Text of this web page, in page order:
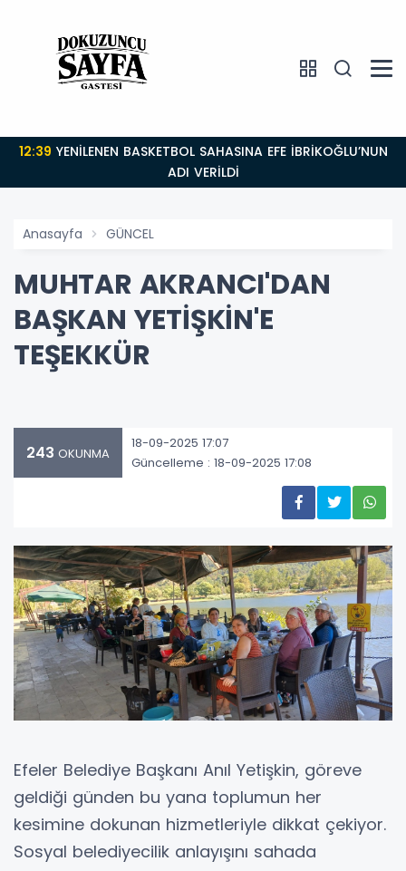
12:39
ADI VERİLDİ
Anasayfa GÜNCEL
MUHTAR AKRANCI'DAN
BAŞKAN YETİŞKİN'E
TEŞEKKÜR
243 OKUNMA
18-09-2025 17:07
Güncelleme : 18-09-2025 17:08
Efeler Belediye Başkanı Anıl Yetişkin, göreve
geldiği günden bu yana toplumun her
kesimine dokunan hizmetleriyle dikkat çekiyor.
Sosyal belediyecilik anlayışını sahada